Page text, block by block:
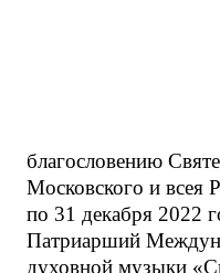
благословению
Московского и всея
по 31 декабря 2022
Патриарший
духовной музыки